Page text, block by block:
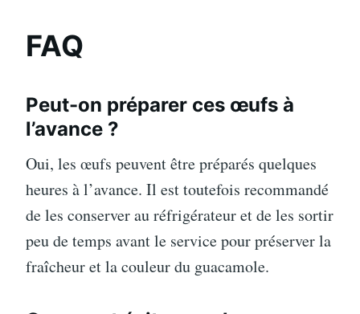
FAQ
Peut-on préparer ces œufs à
l’avance ?
Oui, les œufs peuvent être préparés quelques
heures à l’avance. Il est toutefois recommandé
de les conserver au réfrigérateur et de les sortir
peu de temps avant le service pour préserver la
fraîcheur et la couleur du guacamole.